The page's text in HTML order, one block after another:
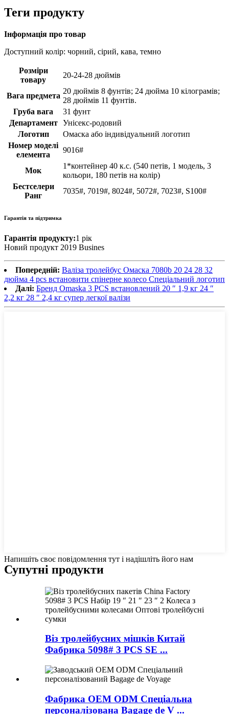
Теги продукту
Інформація про товар
Доступний колір: чорний, сірий, кава, темно
Розміри
товару
20-24-28 дюймів
Вага предмета
20 дюймів 8 фунтів; 24 дюйма 10 кілограмів;
28 дюймів 11 фунтів.
Груба вага
31 фунт
Департамент
Унісекс-родовий
Логотип
Омаска або індивідуальний логотип
Номер моделі
елемента
9016#
Мок
1*контейнер 40 к.с. (540 петів, 1 модель, 3
кольори, 180 петів на колір)
Бестселери
Ранг
7035#, 7019#, 8024#, 5072#, 7023#, S100#
Гарантія та підтримка
Гарантія продукту:1 рік
Новий продукт 2019 Busines
Попередній: Валіза тролейбус Омаска 7080b 20 24 28 32
дюйма 4 pcs встановити спінерне колесо Спеціальний логотип
Далі: Бренд Omaska ​​3 PCS встановлений 20 ″ 1,9 кг 24 ″
2,2 кг 28 ″ 2,4 кг супер легкої валізи
Напишіть своє повідомлення тут і надішліть його нам
Супутні продукти
Віз тролейбусних мішків Китай
Фабрика 5098# 3 PCS SE ...
Фабрика OEM ODM Спеціальна
персоналізована Bagage de V ...